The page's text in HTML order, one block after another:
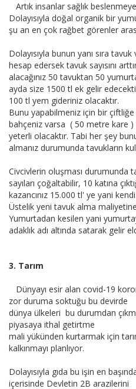
Artık insanlar sağlık
Dolayısıyla doğal organik bir
şu an en çok rağbet görenler
Dolayısıyla bunun yanı sıra
hesap edersek tavuk sayısını
alacağınız 50 tavuktan 50
ayda size 1500 tl ek gelir
100 tl yem gideriniz olacaktır.
Bunu yapabilmeniz için bir çiftliğe
bahçeniz varsa ( 50 metre kare )
yeterli olacaktır. Tabi her şey
almanız durumunda tavukların
Civcivlerin oluşması durumunda
sayıları çoğaltabilir, 10 katına
kazancınız 15.000 tl' ye yani
Üstelik yeni tavuk alma
Yumurtadan kesilen yani
adaklık adı altında satarak gelir
3. Tarım
Dünyayı esir alan covid-19
zor duruma soktuğu bu devirde
dünya ülkeleri bu durumdan
piyasaya ithal getirtme
mali yükünden kurtarmak için
kalkınmayı planlıyor.
Dolayısıyla gıda bu işin en
içerisinde Devletin 2B arazilerini